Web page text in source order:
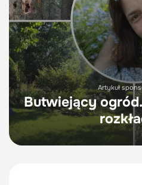
Artykuł
Butwiejący